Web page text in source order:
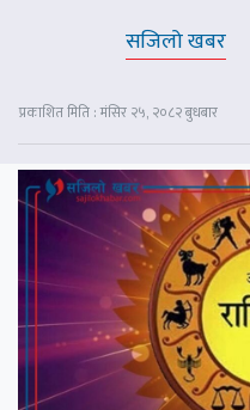
सजिलो खबर
प्रकाशित मिति : मंसिर २५, २०८२ बुधबार